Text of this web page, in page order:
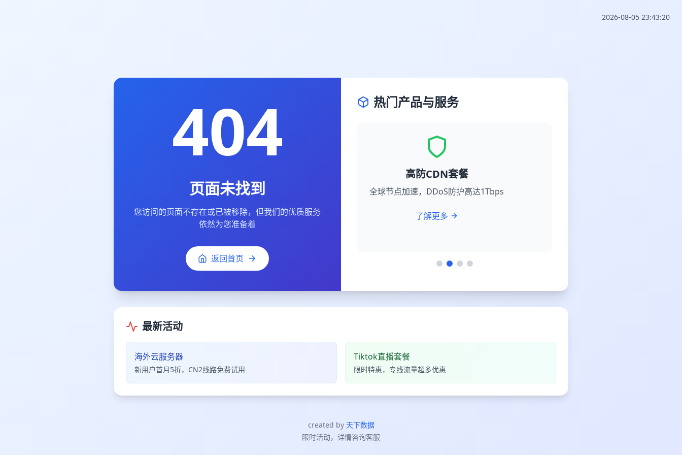
2026-08-05 23:43:20
404
页面未找到
您访问的页面不存在或已被移除，但我们的优质服务
依然为您准备着
返回首页
热门产品与服务
高防CDN套餐
全球节点加速，DDoS防护高达1Tbps
了解更多
最新活动
海外云服务器
新用户首月5折，CN2线路免费试用
Tiktok直播套餐
限时特惠，专线流量超多优惠
created by 天下数据
限时活动，详情咨询客服